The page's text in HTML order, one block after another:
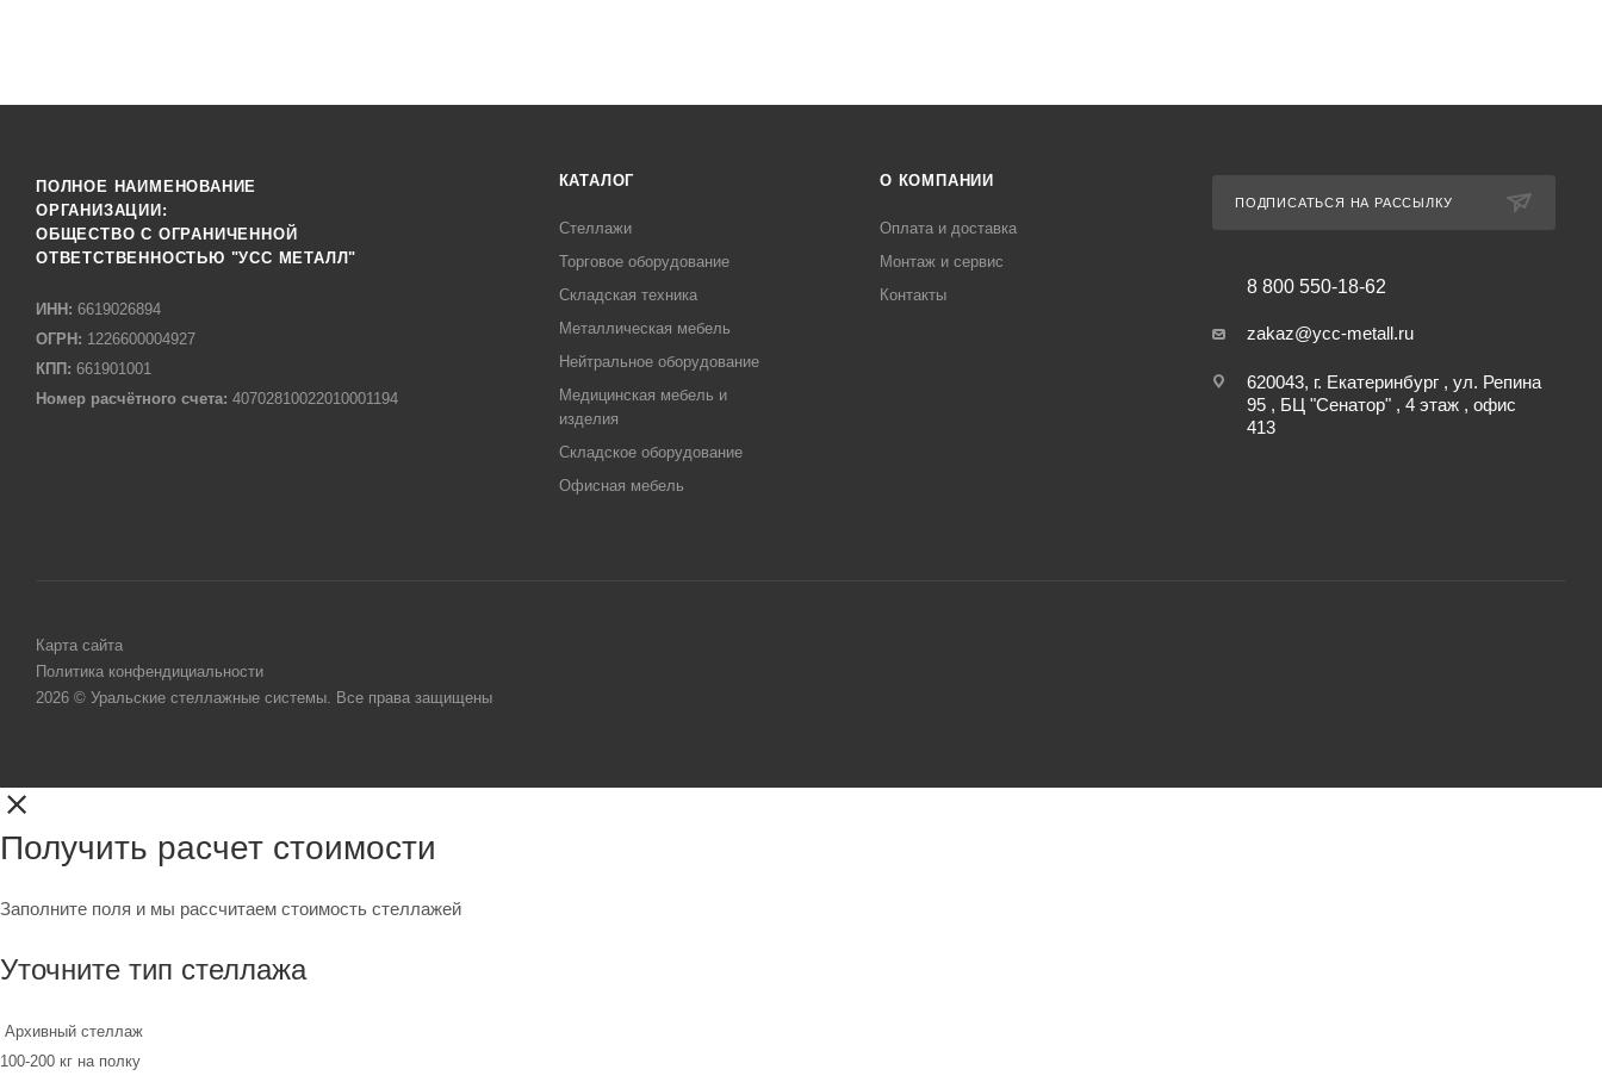
ПОЛНОЕ НАИМЕНОВАНИЕ
ОРГАНИЗАЦИИ:
ОБЩЕСТВО С ОГРАНИЧЕННОЙ
ОТВЕТСТВЕННОСТЬЮ "УСС МЕТАЛЛ"
ИНН: 6619026894
ОГРН: 1226600004927
КПП: 661901001
Номер расчётного счета: 40702810022010001194
КАТАЛОГ
Стеллажи
Торговое оборудование
Складская техника
Металлическая мебель
Нейтральное оборудование
Медицинская мебель и
изделия
Складское оборудование
Офисная мебель
О КОМПАНИИ
Оплата и доставка
Монтаж и сервис
Контакты
ПОДПИСАТЬСЯ НА РАССЫЛКУ
8 800 550-18-62
zakaz@ycc-metall.ru
620043, г. Екатеринбург , ул. Репина
95 , БЦ "Сенатор" , 4 этаж , офис
413
Карта сайта
Политика конфендициальности
2026 © Уральские стеллажные системы. Все права защищены
Получить расчет стоимости
Заполните поля и мы рассчитаем стоимость стеллажей
Уточните тип стеллажа
Архивный стеллаж
100-200 кг на полку